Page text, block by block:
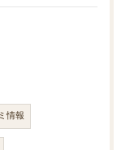
情報